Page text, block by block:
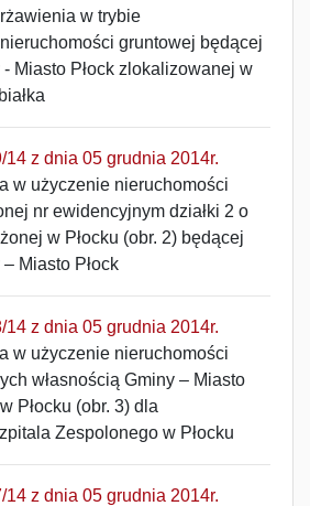
w trybie
gruntowej będącej
Miasto Płock zlokalizowanej w
z dnia 05 grudnia 2014r.
w użyczenie nieruchomości
nr ewidencyjnym działki 2 o
w Płocku (obr. 2) będącej
Miasto Płock
z dnia 05 grudnia 2014r.
w użyczenie nieruchomości
własnością Gminy – Miasto
Płocku (obr. 3) dla
Zespolonego w Płocku
z dnia 05 grudnia 2014r.